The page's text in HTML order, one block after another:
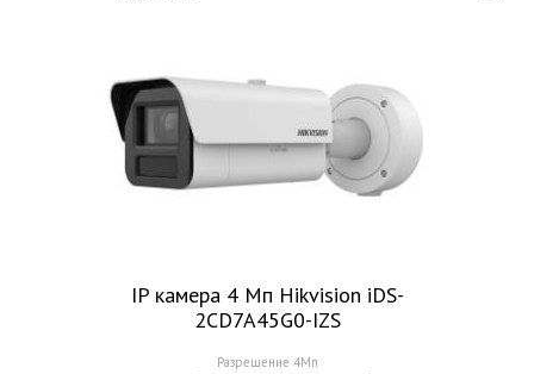
IP камера 4 Мп Hikvision iDS-
2CD7A45G0-IZS
Разрешение 4Мп